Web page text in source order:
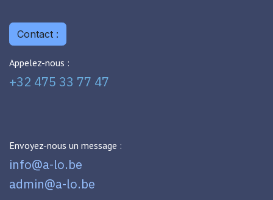
Contact :
Appelez-nous :
+32 475 33 77 47
Envoyez-nous un message :
info@a-lo.be
admin@a-lo.be